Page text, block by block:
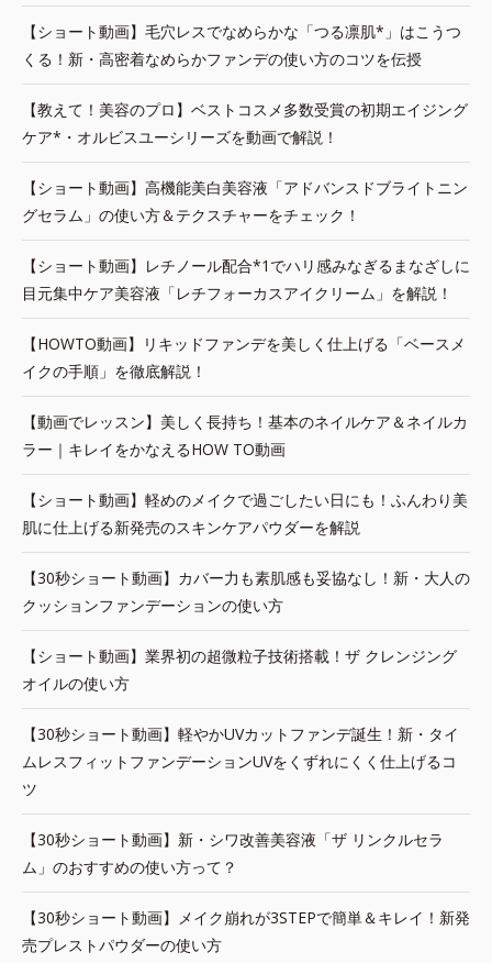
【ショート動画】毛穴レスでなめらかな「つる凛肌*」はこうつ
くる！新・高密着なめらかファンデの使い方のコツを伝授
【教えて！美容のプロ】ベストコスメ多数受賞の初期エイジング
ケア*・オルビスユーシリーズを動画で解説！
【ショート動画】高機能美白美容液「アドバンスドブライトニン
グセラム」の使い方＆テクスチャーをチェック！
【ショート動画】レチノール配合*1でハリ感みなぎるまなざしに
目元集中ケア美容液「レチフォーカスアイクリーム」を解説！
【HOWTO動画】リキッドファンデを美しく仕上げる「ベースメ
イクの手順」を徹底解説！
【動画でレッスン】美しく長持ち！基本のネイルケア＆ネイルカ
ラー｜キレイをかなえるHOW TO動画
【ショート動画】軽めのメイクで過ごしたい日にも！ふんわり美
肌に仕上げる新発売のスキンケアパウダーを解説
【30秒ショート動画】カバー力も素肌感も妥協なし！新・大人の
クッションファンデーションの使い方
【ショート動画】業界初の超微粒子技術搭載！ザ クレンジング
オイルの使い方
【30秒ショート動画】軽やかUVカットファンデ誕生！新・タイ
ムレスフィットファンデーションUVをくずれにくく仕上げるコ
ツ
【30秒ショート動画】新・シワ改善美容液「ザ リンクルセラ
ム」のおすすめの使い方って？
【30秒ショート動画】メイク崩れが3STEPで簡単＆キレイ！新発
売プレストパウダーの使い方